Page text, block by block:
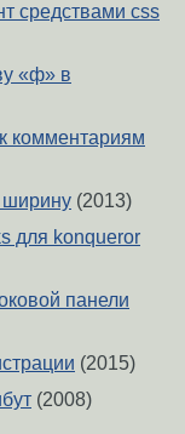
средствами css
«ф» в
комментариям
ширину (2013)
для konqueror
панели
(2015)
(2008)